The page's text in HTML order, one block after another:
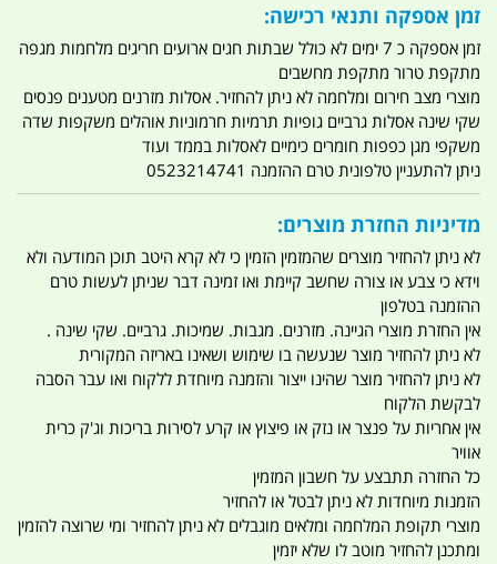
זמן אספקה ותנאי רכישה:
זמן אספקה כ 7 ימים לא כולל שבתות חגים ארועים חריגים מלחמות מגפה
מתקפת טרור מתקפת מחשבים
מוצרי מצב חירום ומלחמה לא ניתן להחזיר. אסלות מזרנים מטענים פנסים
שקי שינה אסלות גרביים גופיות תרמיות חרמוניות אוהלים משקפות שדה
משקפי מגן כפפות חומרים כימיים לאסלות בממד ועוד
ניתן להתעניין טלפונית טרם ההזמנה 0523214741
מדיניות החזרת מוצרים:
לא ניתן להחזיר מוצרים שהמזמין הזמין כי לא קרא היטב תוכן המודעה ולא
וידא כי צבע או צורה שחשב קיימת ואו זמינה דבר שניתן לעשות טרם
ההזמנה בטלפון
אין החזרת מוצרי הגיינה. מזרנים. מגבות. שמיכות. גרביים. שקי שינה .
לא ניתן להחזיר מוצר שנעשה בו שימוש ושאינו באריזה המקורית
לא ניתן להחזיר מוצר שהינו ייצור והזמנה מיוחדת ללקוח ואו עבר הסבה
לבקשת הלקוח
אין אחריות על פנצר או נזק או פיצוץ או קרע לסירות בריכות וג'ק כרית
אוויר
כל החזרה תתבצע על חשבון המזמין
הזמנות מיוחדות לא ניתן לבטל או להחזיר
מוצרי תקופת המלחמה ומלאים מוגבלים לא ניתן להחזיר ומי שרוצה להזמין
ומתכנן להחזיר מוטב לו שלא יזמין